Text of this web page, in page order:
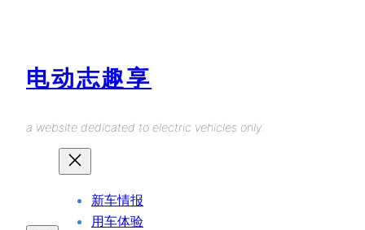
电动志趣享
a website dedicated to electric vehicles only.
新车情报
用车体验